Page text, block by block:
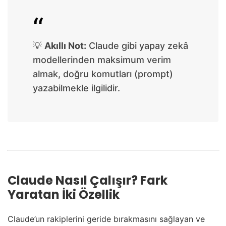
💡 Akıllı Not: Claude gibi yapay zekâ
modellerinden maksimum verim
almak, doğru komutları (prompt)
yazabilmekle ilgilidir.
Claude Nasıl Çalışır? Fark
Yaratan İki Özellik
Claude’un rakiplerini geride bırakmasını sağlayan ve